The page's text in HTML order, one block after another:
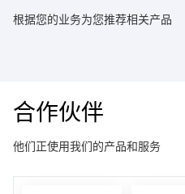
根据您的业务为您推荐相关产品
合作伙伴
他们正使用我们的产品和服务